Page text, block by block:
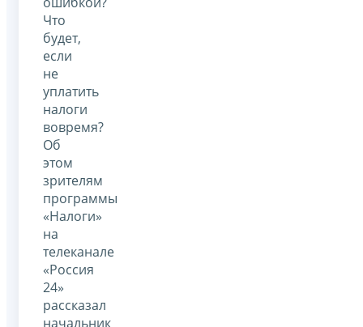
Что
будет,
если
не
уплатить
налоги
вовремя?
Об
этом
зрителям
программы
«Налоги»
на
телеканале
«Россия
24»
рассказал
начальник